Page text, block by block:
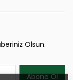
Olsun.
Abone Ol